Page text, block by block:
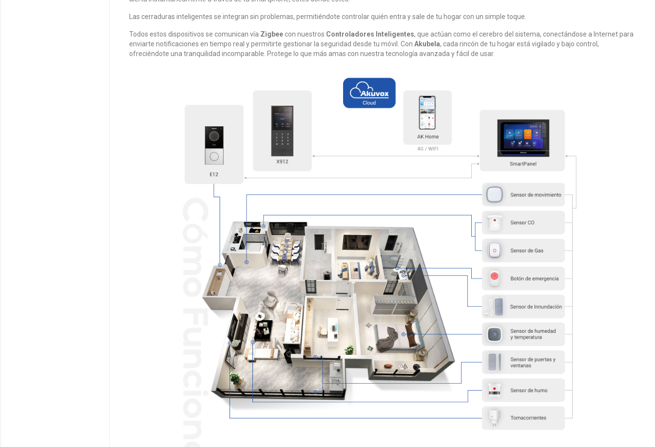
Las cerraduras inteligentes se integran sin problemas, permitiéndote controlar quién entra y sale de tu hogar con un simple toque.
Todos estos dispositivos se comunican vía Zigbee con nuestros Controladores Inteligentes, que actúan como el cerebro del sistema, conectándose a Internet para
enviarte notificaciones en tiempo real y permitirte gestionar la seguridad desde tu móvil. Con Akubela, cada rincón de tu hogar está vigilado y bajo control,
ofreciéndote una tranquilidad incomparable. Protege lo que más amas con nuestra tecnología avanzada y fácil de usar.